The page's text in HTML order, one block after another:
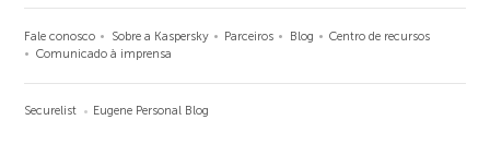
Fale conosco Sobre a Kaspersky Parceiros Blog
Centro de recursos
Comunicado à imprensa
Securelist Eugene Personal Blog